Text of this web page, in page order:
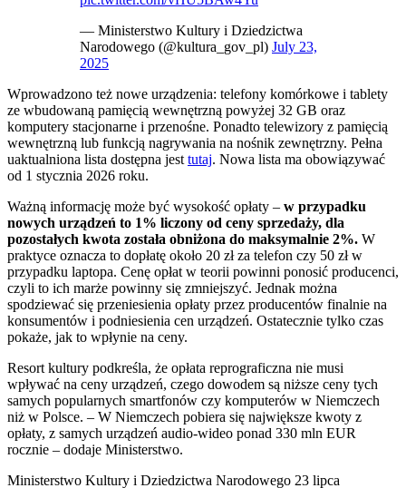
— Ministerstwo Kultury i Dziedzictwa
Narodowego (@kultura_gov_pl) July 23,
2025
Wprowadzono też nowe urządzenia: telefony komórkowe i tablety
ze wbudowaną pamięcią wewnętrzną powyżej 32 GB oraz
komputery stacjonarne i przenośne. Ponadto telewizory z pamięcią
wewnętrzną lub funkcją nagrywania na nośnik zewnętrzny. Pełna
uaktualniona lista dostępna jest tutaj. Nowa lista ma obowiązywać
od 1 stycznia 2026 roku.
Ważną informację może być wysokość opłaty – w przypadku
nowych urządzeń to 1% liczony od ceny sprzedaży, dla
pozostałych kwota została obniżona do maksymalnie 2%. W
praktyce oznacza to dopłatę około 20 zł za telefon czy 50 zł w
przypadku laptopa. Cenę opłat w teorii powinni ponosić producenci,
czyli to ich marże powinny się zmniejszyć. Jednak można
spodziewać się przeniesienia opłaty przez producentów finalnie na
konsumentów i podniesienia cen urządzeń. Ostatecznie tylko czas
pokaże, jak to wpłynie na ceny.
Resort kultury podkreśla, że opłata reprograficzna nie musi
wpływać na ceny urządzeń, czego dowodem są niższe ceny tych
samych popularnych smartfonów czy komputerów w Niemczech
niż w Polsce. – W Niemczech pobiera się największe kwoty z
opłaty, z samych urządzeń audio-wideo ponad 330 mln EUR
rocznie – dodaje Ministerstwo.
Ministerstwo Kultury i Dziedzictwa Narodowego 23 lipca